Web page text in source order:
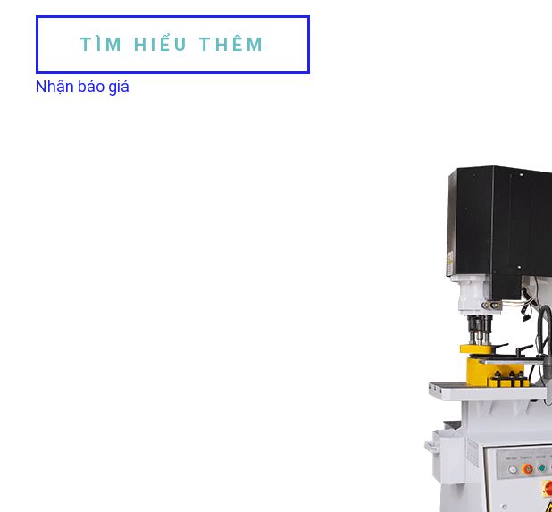
TÌM HIỂU THÊM
Nhận báo giá